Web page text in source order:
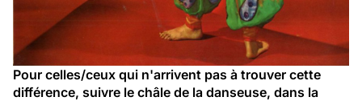
Pour celles/ceux qui n'arrivent pas à trouver cette
différence, suivre le châle de la danseuse, dans la